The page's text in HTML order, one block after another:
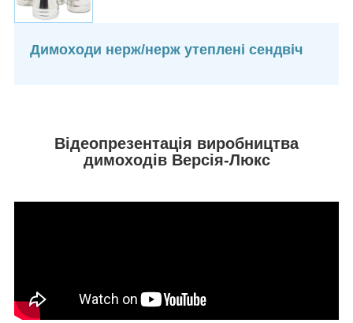
Димоходи нерж/нерж утеплені сендвіч
Відеопрезентація виробництва
димоходів Версія-Люкс